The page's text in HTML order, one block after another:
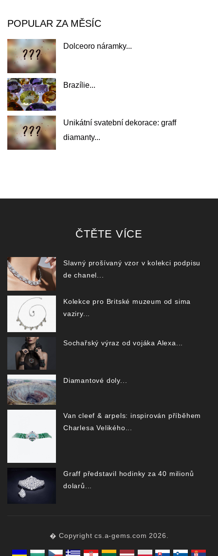
POPULAR ZA MĚSÍC
Dolceoro náramky...
Brazílie...
Unikátní svatební dekorace: graff
diamanty...
ČTĚTE VÍCE
Slavný prošívaný vzor v kolekci podpisu
de chanel...
Kolekce pro Britské muzeum od sima
vaziry...
Sochařský výraz od vojáka Alexa...
Diamantové doly...
Van cleef & arpels: inspirován příběhem
Charlesa Velikého...
Graff představil hodinky za 40 milionů
dolarů...
� Copyright cs.a-gems.com 2026.